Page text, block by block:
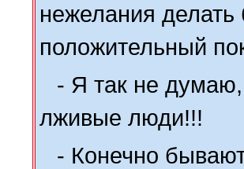
нежелания делать
положительный
- Я так не
лживые люди!!!
- Конечно